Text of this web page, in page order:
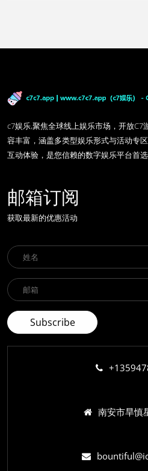
c7娱乐,聚焦全球线上娱乐市场，开放
容丰富，涵盖多类型娱乐形式与活动专
互动体验，是您信赖的数字娱乐平台首选
邮箱订阅
获取最新的优惠活动
南安市旱慎